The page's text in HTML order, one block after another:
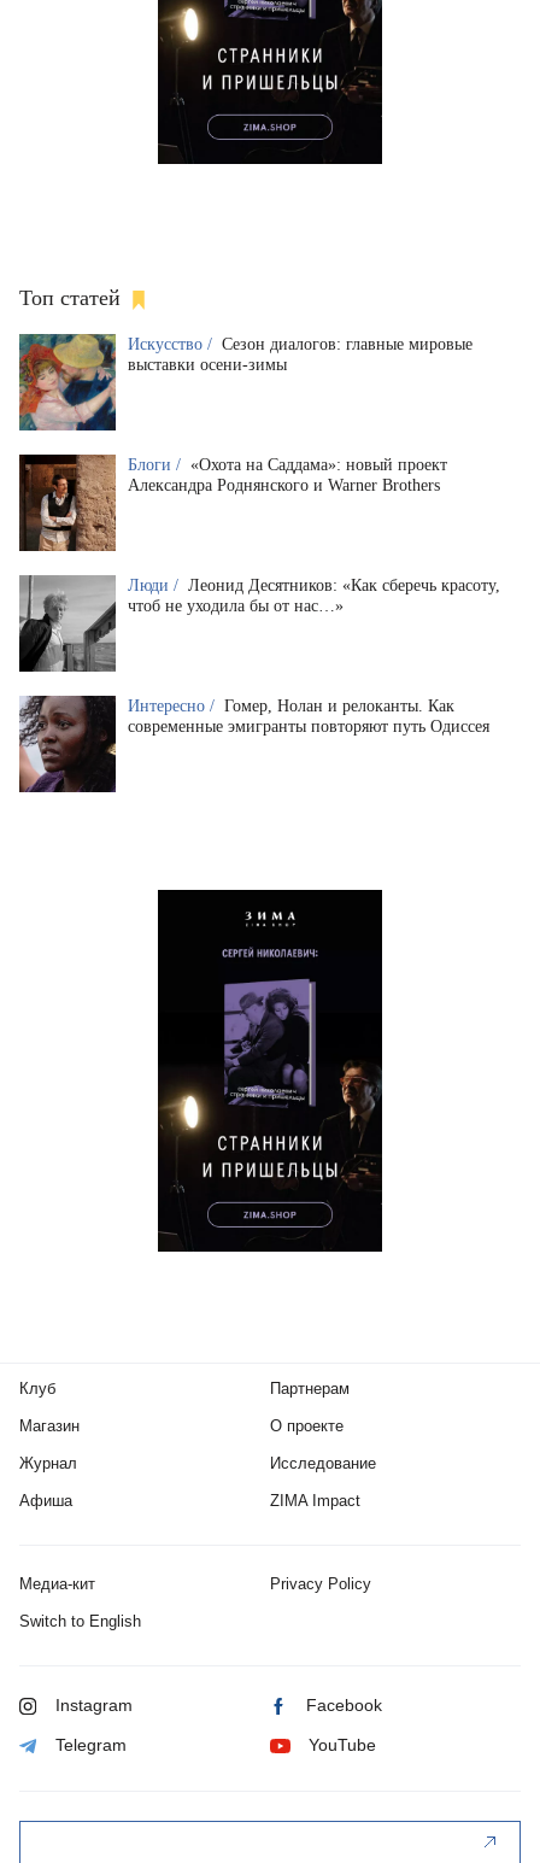
Топ статей
Искусство / Сезон диалогов: главные мировые
выставки осени-зимы
Блоги / «Охота на Саддама»: новый проект
Александра Роднянского и Warner Brothers
Люди / Леонид Десятников: «Как сберечь красоту,
чтоб не уходила бы от нас…»
Интересно / Гомер, Нолан и релоканты. Как
современные эмигранты повторяют путь Одиссея
Клуб
Магазин
Журнал
Афиша
Партнерам
О проекте
Исследование
ZIMA Impact
Медиа-кит Privacy Policy
Switch to English
Instagram Facebook
Telegram YouTube